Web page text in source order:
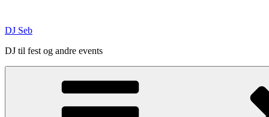
content
DJ Seb
DJ til fest og andre events